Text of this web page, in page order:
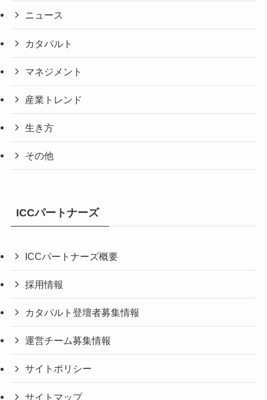
ニュース
カタパルト
マネジメント
産業トレンド
生き方
その他
ICCパートナーズ
ICCパートナーズ概要
採用情報
カタパルト登壇者募集情報
運営チーム募集情報
サイトポリシー
サイトマップ